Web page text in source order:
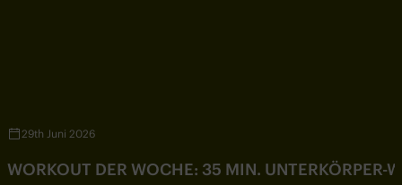
29th Juni 2026
WORKOUT DER WOCHE: 35 MIN. UNTERKÖRPER-